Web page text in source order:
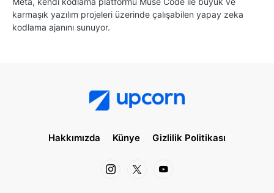
karmaşık yazılım projeleri üzerinde çalışabilen yapay zeka
kodlama ajanını sunuyor.
Hakkımızda Künye Gizlilik Politikası